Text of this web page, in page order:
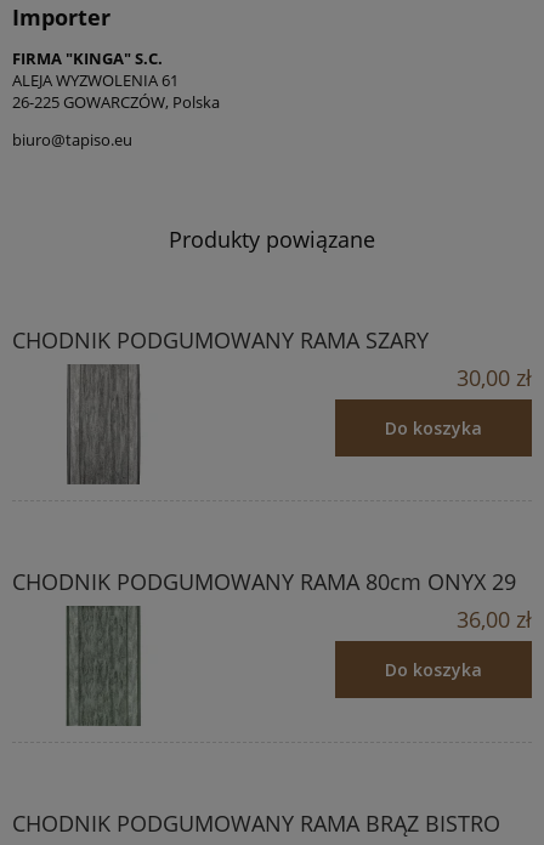
Importer
FIRMA "KINGA" S.C.
ALEJA WYZWOLENIA 61
26-225 GOWARCZÓW, Polska
biuro@tapiso.eu
Produkty powiązane
CHODNIK PODGUMOWANY RAMA SZARY
30,00 zł
Do koszyka
CHODNIK PODGUMOWANY RAMA 80cm ONYX 29
36,00 zł
Do koszyka
CHODNIK PODGUMOWANY RAMA BRĄZ BISTRO